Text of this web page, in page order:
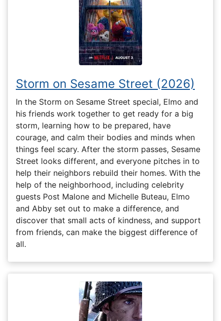
Storm on Sesame Street (2026)
In the Storm on Sesame Street special, Elmo and
his friends work together to get ready for a big
storm, learning how to be prepared, have
courage, and calm their bodies and minds when
things feel scary. After the storm passes, Sesame
Street looks different, and everyone pitches in to
help their neighbors rebuild their homes. With the
help of the neighborhood, including celebrity
guests Post Malone and Michelle Buteau, Elmo
and Abby set out to make a difference, and
discover that small acts of kindness, and support
from friends, can make the biggest difference of
all.